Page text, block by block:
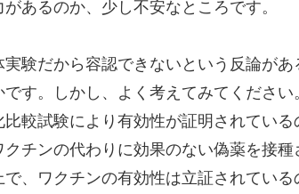
あるのか、少し不安なところです。
験だから容認できないという反論が
す。しかし、よく考えてみてください
較試験により有効性が証明されている
チンの代わりに効果のない偽薬を接種
、ワクチンの有効性は立証されている